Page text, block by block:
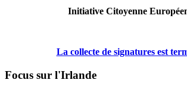
Initiative Citoyenne
La collecte de signatures est
Focus sur l'Irlande